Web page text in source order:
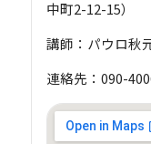
中町2-12-15）
講師：パウロ秋
連絡先：090-